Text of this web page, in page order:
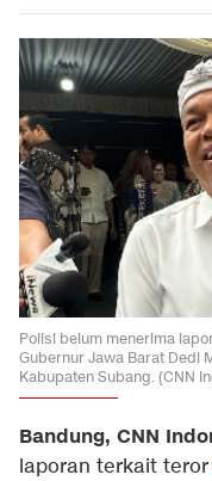
Polisi belum menerima
Gubernur Jawa Barat Dedi
Kabupaten Subang. (CNN
Bandung, CNN
laporan terkait teror